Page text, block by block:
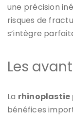
une précision
risques de
s’intègre
Les
La rhinoplastie
bénéfices